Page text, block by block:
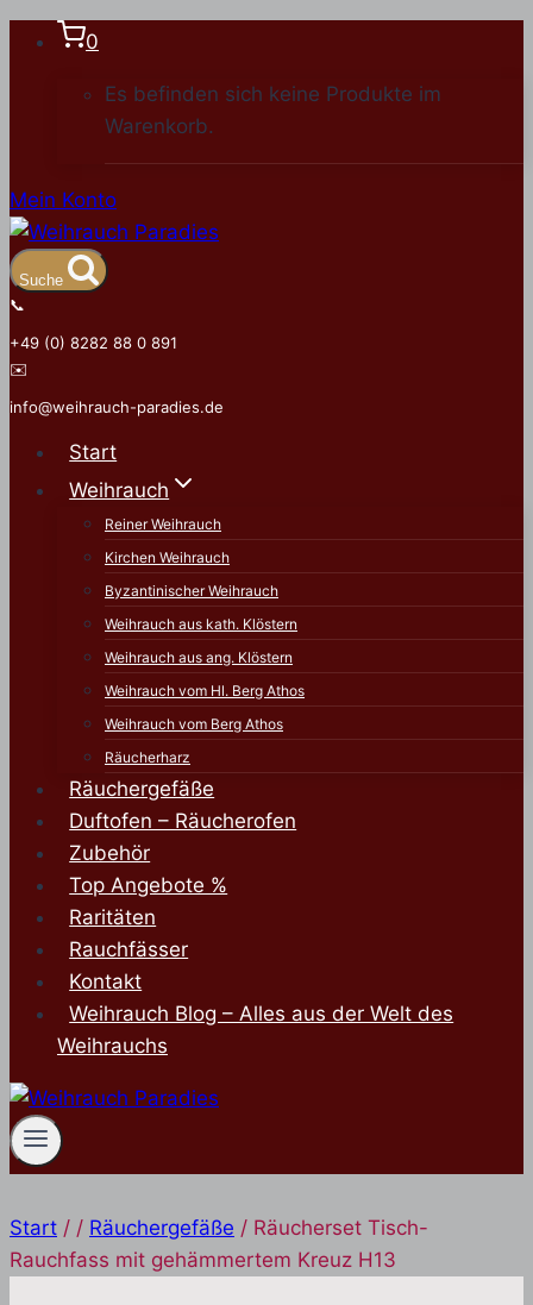
Zum
springen
0
Es befinden sich keine Produkte im
Warenkorb.
Mein Konto
Suche
📞
+49 (0) 8282 88 0 891
✉️
info@weihrauch-paradies.de
Start
Weihrauch
Reiner Weihrauch
Kirchen Weihrauch
Byzantinischer Weihrauch
Weihrauch aus kath. Klöstern
Weihrauch aus ang. Klöstern
Weihrauch vom Hl. Berg Athos
Weihrauch vom Berg Athos
Räucherharz
Räuchergefäße
Duftofen – Räucherofen
Zubehör
Top Angebote %
Raritäten
Rauchfässer
Kontakt
Weihrauch Blog – Alles aus der Welt des
Weihrauchs
Start / / Räuchergefäße / Räucherset Tisch-
Rauchfass mit gehämmertem Kreuz H13